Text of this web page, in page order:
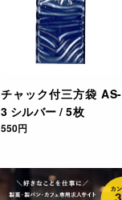
チャック付三方袋 AS-
3 シルバー / 5枚
550円